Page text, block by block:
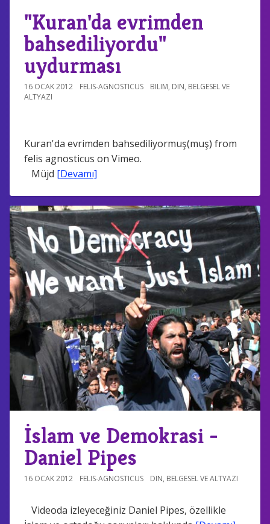
"Kuran'da evrimden
bahsediliyordu"
uydurması
16 OCAK 2012 FELIS-AGNOSTICUS BILIM, DIN, BELGESEL VE
ALTYAZI
Kuran'da evrimden bahsediliyormuş(muş) from
felis agnosticus on Vimeo.
Müjd [Devamı]
İslam ve Demokrasi -
Daniel Pipes
16 OCAK 2012 FELIS-AGNOSTICUS DIN, BELGESEL VE ALTYAZI
Videoda izleyeceğiniz Daniel Pipes, özellikle